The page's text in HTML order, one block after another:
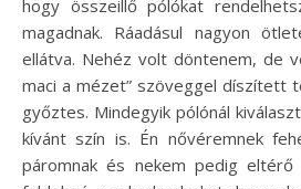
hogy összeillő pólókat
magadnak. Ráadásul nagyon
ellátva. Nehéz volt döntenem, de
maci a mézet” szöveggel díszített
győztes. Mindegyik pólónál
kívánt szín is. Én nővéremnek
páromnak és nekem pedig eltérő